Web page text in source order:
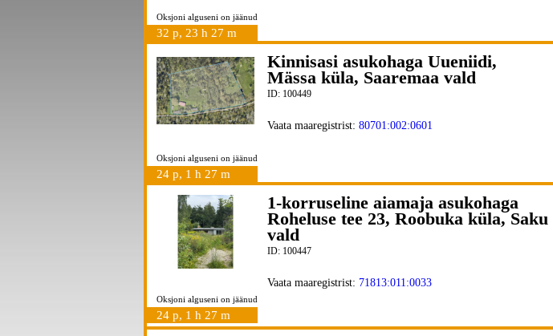
Oksjoni alguseni on jäänud
32 p, 23 h 27 m
Oksjoni alguseni on jäänud
24 p, 1 h 27 m
Kinnisasi asukohaga Uueniidi,
Mässa küla, Saaremaa vald
ID: 100449
Vaata maaregistrist: 80701:002:0601
Oksjoni alguseni on jäänud
24 p, 1 h 27 m
1-korruseline aiamaja asukohaga
Roheluse tee 23, Roobuka küla, Saku
vald
ID: 100447
Vaata maaregistrist: 71813:011:0033